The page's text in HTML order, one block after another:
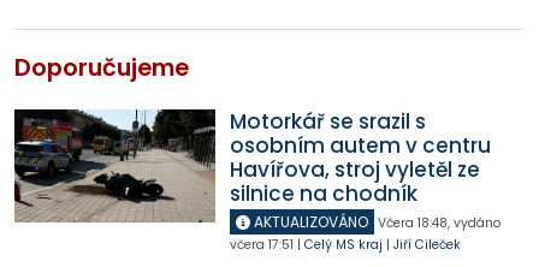
Doporučujeme
Motorkář se srazil s
osobním autem v centru
Havířova, stroj vyletěl ze
silnice na chodník
AKTUALIZOVÁNO Včera 18:48, vydáno
včera 17:51 | Celý MS kraj | Jiří Cileček